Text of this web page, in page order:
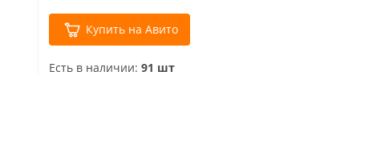
Купить на Авито
Есть в наличии: 91 шт